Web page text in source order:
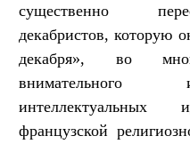
существенно
декабристов, которую
декабря», во
внимательного
французской